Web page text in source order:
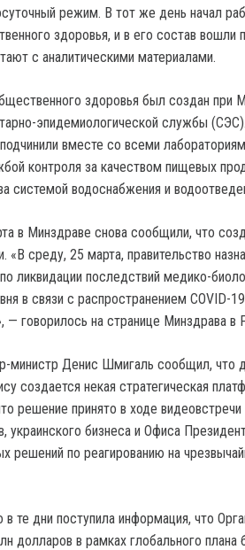
режим. В тот же день начал
здоровья, и в его состав вошли
с аналитическими материалами.
здоровья был создан при
эпидемиологической службы
вместе со всеми
контроля за качеством пищевых
системой водоснабжения и
в Минздраве снова сообщили, что
«В среду, 25 марта, правительство
ликвидации последствий медико-
в связи с распространением COVID-
— говорилось на странице Минздрава в
министр Денис Шмигаль сообщил, что
создается некая стратегическая
решение принято в ходе
украинского бизнеса и Офиса
решений по реагированию на
те дни поступила информация, что
долларов в рамках глобального